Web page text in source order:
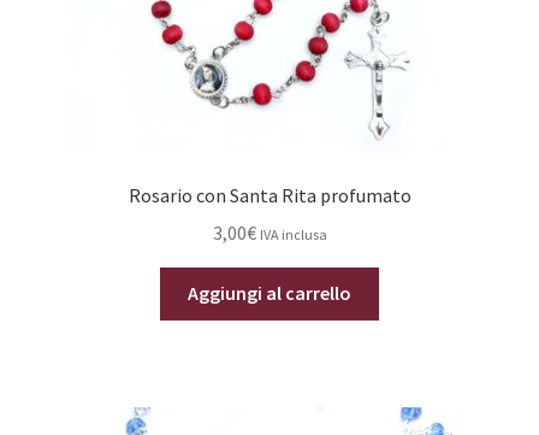
Rosario con Santa Rita profumato
3,00€ IVA inclusa
Aggiungi al carrello